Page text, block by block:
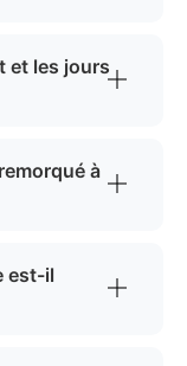
et les jours
à
est-il